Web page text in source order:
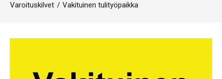
Varoituskilvet / Vakituinen tulityöpaikka